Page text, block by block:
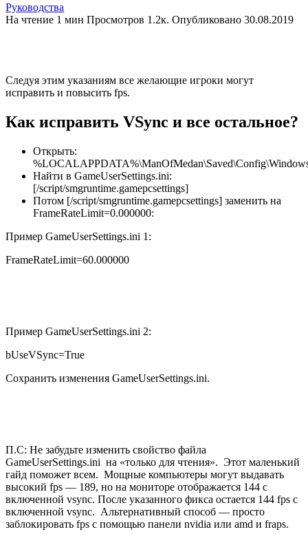
Руководства
На чтение 1 мин Просмотров 1.2к. Опубликовано 30.08.2019
Следуя этим указаниям все желающие игроки могут
исправить и повысить fps.
Как исправить VSync и все остальное?
Открыть:
Найти в GameUserSettings.ini:
[/script/smgruntime.gamepcsettings]
Потом [/script/smgruntime.gamepcsettings] заменить на
FrameRateLimit=0.000000:
Пример GameUserSettings.ini 1:
FrameRateLimit=60.000000
Пример GameUserSettings.ini 2:
bUseVSync=True
Сохранить изменения GameUserSettings.ini.
П.С: Не забудьте изменить свойство файла
GameUserSettings.ini на «только для чтения». Этот маленький
гайд поможет всем. Мощные компьютеры могут выдавать
высокий fps — 189, но на мониторе отображается 144 с
включенной vsync. После указанного фикса остается 144 fps с
включенной vsync. Альтернативный способ — просто
заблокировать fps с помощью панели nvidia или amd и fraps.